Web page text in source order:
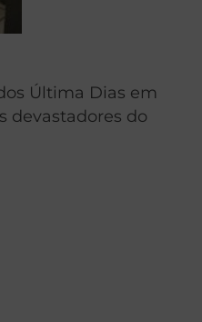
Última Dias em
devastadores do